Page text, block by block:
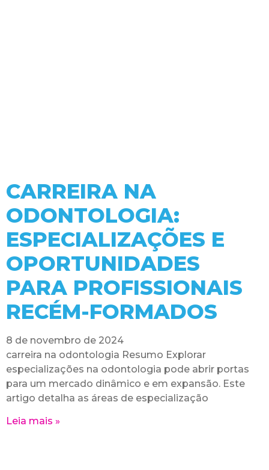
CARREIRA NA
ODONTOLOGIA:
ESPECIALIZAÇÕES E
OPORTUNIDADES
PARA PROFISSIONAIS
RECÉM-FORMADOS
8 de novembro de 2024
carreira na odontologia Resumo Explorar
especializações na odontologia pode abrir portas
para um mercado dinâmico e em expansão. Este
artigo detalha as áreas de especialização
Leia mais »